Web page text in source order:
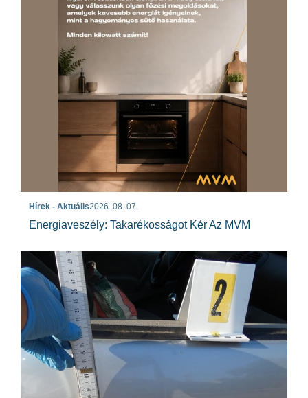
Hírek - Aktuális2026. 08. 07.
Energiaveszély: Takarékosságot Kér Az MVM